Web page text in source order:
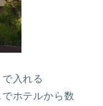
入れる
ホテルから数